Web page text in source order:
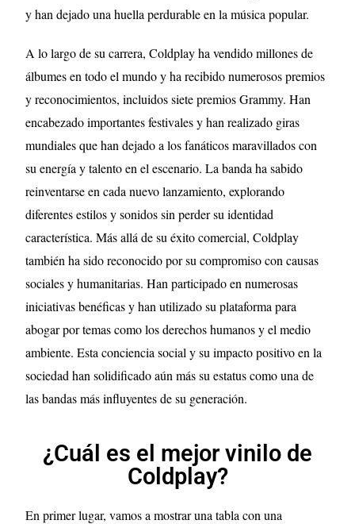
y han dejado una huella perdurable en la música popular.
A lo largo de su carrera, Coldplay ha vendido millones de
álbumes en todo el mundo y ha recibido numerosos premios
y reconocimientos, incluidos siete premios Grammy. Han
encabezado importantes festivales y han realizado giras
mundiales que han dejado a los fanáticos maravillados con
su energía y talento en el escenario. La banda ha sabido
reinventarse en cada nuevo lanzamiento, explorando
diferentes estilos y sonidos sin perder su identidad
característica. Más allá de su éxito comercial, Coldplay
también ha sido reconocido por su compromiso con causas
sociales y humanitarias. Han participado en numerosas
iniciativas benéficas y han utilizado su plataforma para
abogar por temas como los derechos humanos y el medio
ambiente. Esta conciencia social y su impacto positivo en la
sociedad han solidificado aún más su estatus como una de
las bandas más influyentes de su generación.
¿Cuál es el mejor vinilo de
Coldplay?
En primer lugar, vamos a mostrar una tabla con una